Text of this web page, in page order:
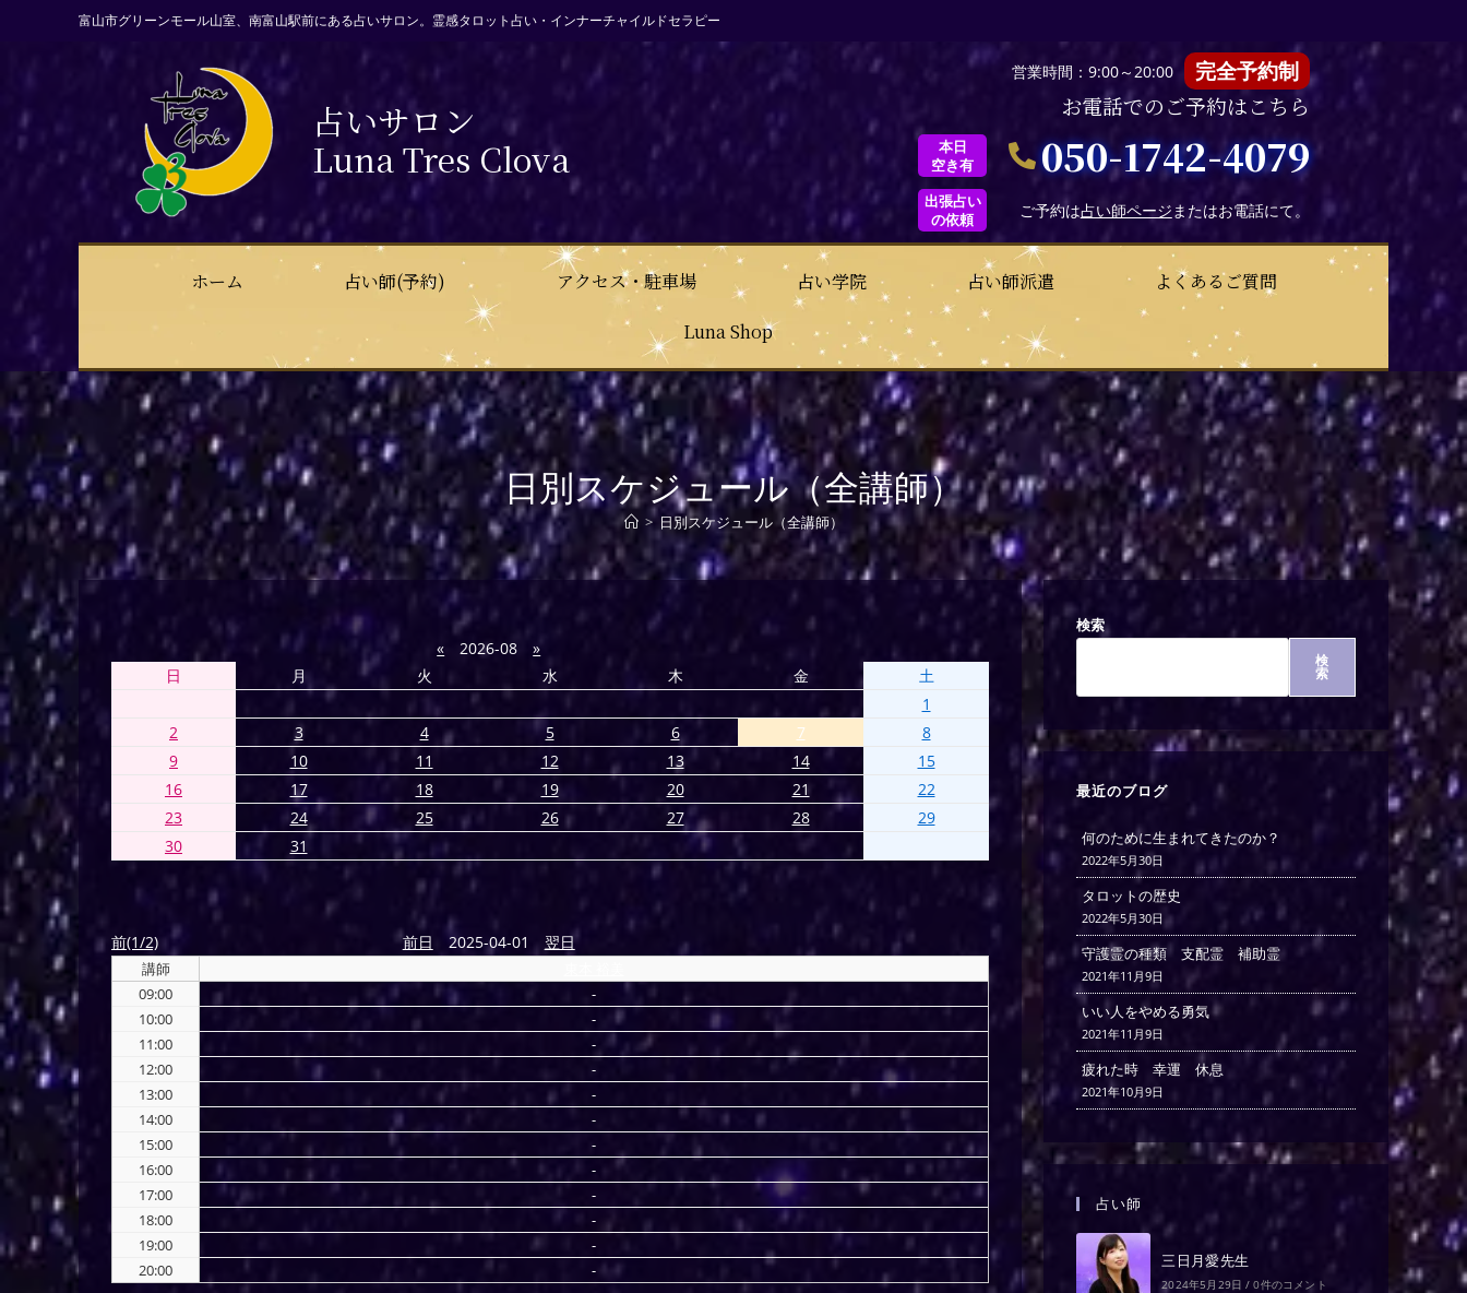
富山市グリーンモール山室、南富山駅前にある占いサロン。霊感タロット占い・インナーチャイルドセラピー
占いサロン
Luna Tres Clova
営業時間：9:00～20:00 完全予約制
お電話でのご予約はこちら
本日
空き有
050-1742-4079
出張占い
の依頼
ご予約は占い師ページまたはお電話にて。
ホーム 占い師(予約) アクセス・駐車場 占い学院 占い師派遣
よくあるご質問
Luna Shop
日別スケジュール（全講師）
> 日別スケジュール（全講師）
« 2026-08
»
日
月 火 水 木 金
土
1
2
3 4 5 6 7
8
9
10 11 12 13 14
15
16
17 18 19 20 21
22
23
24 25 26 27 28
29
30
31
前(1/2) 前日 2025-04-01 翌日
講師
09:00
-
10:00
-
11:00
-
12:00
-
13:00
-
14:00
-
15:00
-
16:00
-
17:00
-
18:00
-
19:00
-
20:00
-
検索
検
索
最近のブログ
何のために生まれてきたのか？
2022年5月30日
タロットの歴史
2022年5月30日
守護霊の種類 支配霊 補助霊
2021年11月9日
いい人をやめる勇気
2021年11月9日
疲れた時 幸運 休息
2021年10月9日
占い師
三日月愛先生
2024年5月29日 / 0件のコメント